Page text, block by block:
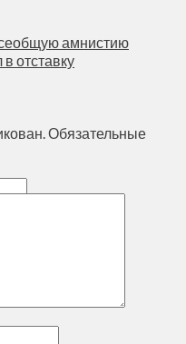
амнистию
отставку
Обязательные